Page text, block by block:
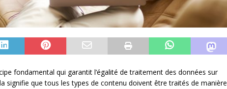
fondamental qui garantit l’égalité de traitement des données sur
signifie que tous les types de contenu doivent être traités de manière